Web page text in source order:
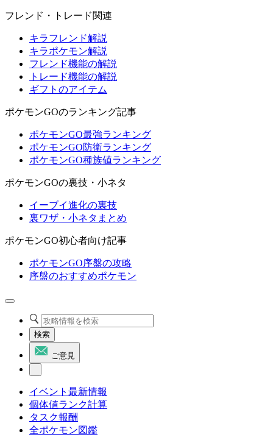
フレンド・トレード関連
キラフレンド解説
キラポケモン解説
フレンド機能の解説
トレード機能の解説
ギフトのアイテム
ポケモンGOのランキング記事
ポケモンGO最強ランキング
ポケモンGO防衛ランキング
ポケモンGO種族値ランキング
ポケモンGOの裏技・小ネタ
イーブイ進化の裏技
裏ワザ・小ネタまとめ
ポケモンGO初心者向け記事
ポケモンGO序盤の攻略
序盤のおすすめポケモン
検索
ご意見
イベント最新情報
個体値ランク計算
タスク報酬
全ポケモン図鑑